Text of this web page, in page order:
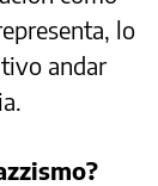
lo
andar